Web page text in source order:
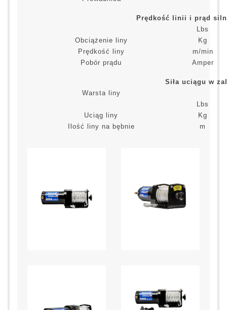
Prędkość linii i prąd
Lbs
Obciążenie liny
Kg
Prędkość liny
m/min
Pobór prądu
Amper
Siła uciągu w
Warsta liny
Lbs
Uciąg liny
Kg
Ilość liny na bębnie
m